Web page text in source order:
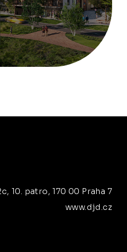
10. patro, 170 00 Praha 7
www.djd.cz